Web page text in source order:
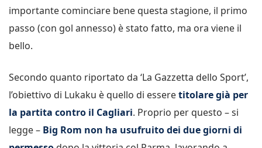
importante cominciare bene questa stagione, il primo
passo (con gol annesso) è stato fatto, ma ora viene il
bello.
Secondo quanto riportato da ‘La Gazzetta dello Sport’,
l’obiettivo di Lukaku è quello di esseretitolare già per
la partita contro il Cagliari. Proprio per questo – si
legge – Big Rom non ha usufruito dei due giorni di